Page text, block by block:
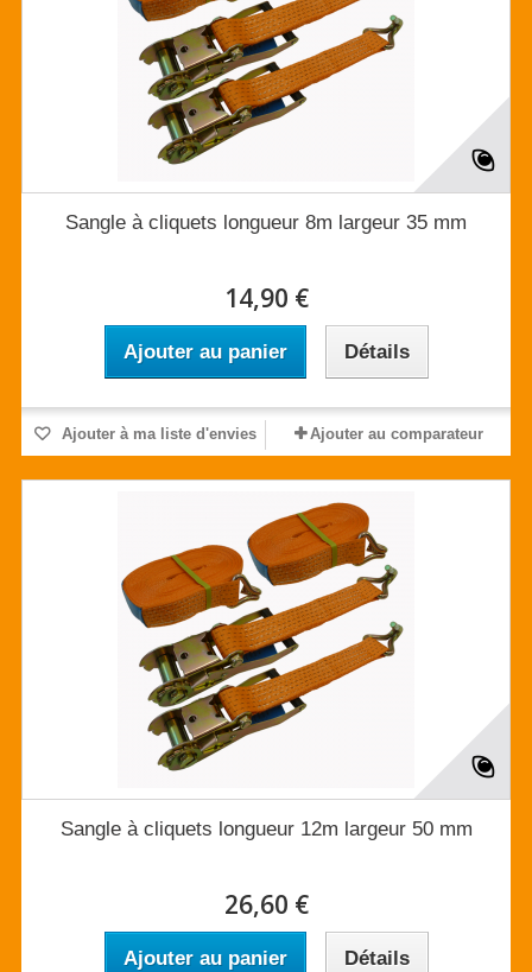
Sangle à cliquets longueur 8m largeur 35 mm
14,90 €
Ajouter au panier Détails
Ajouter à ma liste d'envies Ajouter au comparateur
Sangle à cliquets longueur 12m largeur 50 mm
26,60 €
Ajouter au panier Détails